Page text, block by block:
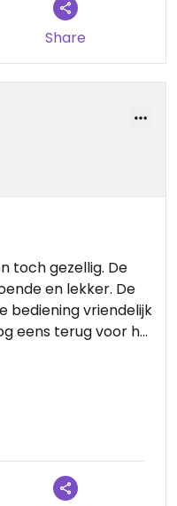
Share
toch gezellig. De
en lekker. De
bediening vriendelijk
eens terug voor het